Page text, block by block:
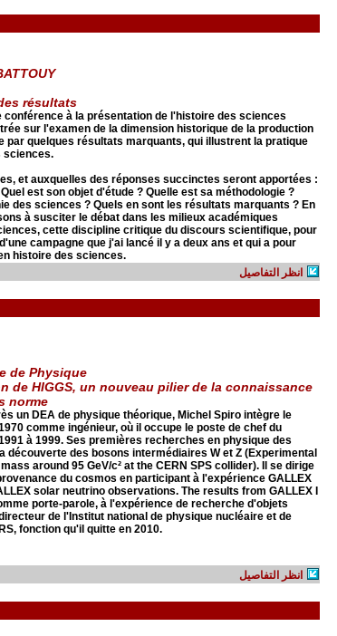
résultats
à la présentation de l'histoire des sciences
sur l'examen de la dimension historique de la production
par quelques résultats marquants, qui illustrent la pratique
sciences.
et auxquelles des réponses succinctes seront apportées :
est son objet d'étude ? Quelle est sa méthodologie ?
des sciences ? Quels en sont les résultats marquants ? En
à susciter le débat dans les milieux académiques
cette discipline critique du discours scientifique, pour
campagne que j'ai lancé il y a deux ans et qui a pour
histoire des sciences.
انظر التفاصيل
de Physique
de HIGGS, un nouveau pilier de la connaissance
norme
un DEA de physique théorique, Michel Spiro intègre le
comme ingénieur, où il occupe le poste de chef du
à 1999. Ses premières recherches en physique des
découverte des bosons intermédiaires W et Z (Experimental
around 95 GeV/c² at the CERN SPS collider). Il se dirige
du cosmos en participant à l'expérience GALLEX
solar neutrino observations. The results from GALLEX I
porte-parole, à l'expérience de recherche d'objets
de l'Institut national de physique nucléaire et de
fonction qu'il quitte en 2010.
انظر التفاصيل